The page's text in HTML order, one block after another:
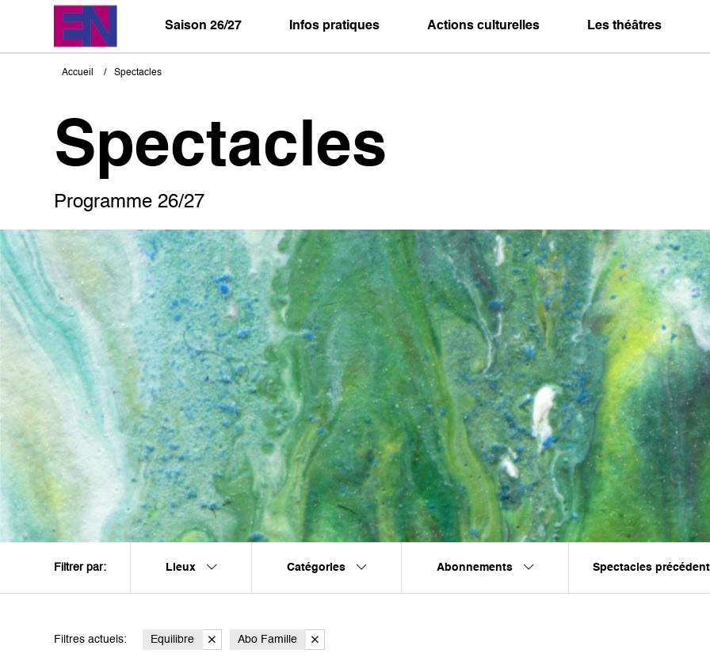
Saison 26/27 Infos pratiques Actions culturelles Les théâtres
Fil
Accueil Spectacles
Spectacles
Programme 26/27
Filtrer par: Lieux Catégories Abonnements Spectacles
Filtres actuels: Equilibre Abo Famille